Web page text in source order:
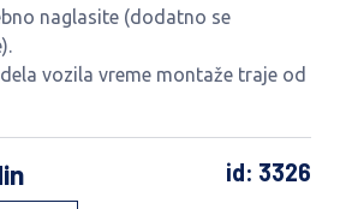
naglasite (dodatno se
vozila vreme montaže traje od
id: 3326